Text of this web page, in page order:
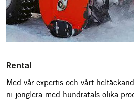
Rental
Med vår expertis och vårt
ni jonglera med hundratals olika